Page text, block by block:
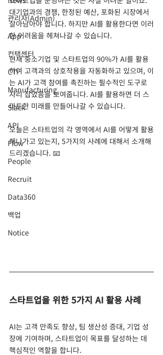
관리자(Admin)
App
컨택센터
CTI
Manufacturing
Slack
API
Flow
People
Recruit
Data360
백업
Notice
대기업과의 경쟁, 한정된 예산, 포화된 시장에서
살아남아야 합니다. 하지만 AI를 활용한다면 이러
한 어려움을 헤쳐나갈 수 있습니다.
현재 중소기업 및 스타트업의 90%가 AI를 활용
하여 고객과의 상호작용을 자동화하고 있으며, 이
는 AI가 고객 참여를 촉진하는 필수적인 도구로
자리 잡았음을 보여줍니다. AI를 활용하면 더 스
마트한 미래를 만들어나갈 수 있습니다.
오늘은 스타트업의 각 영역에서 AI를 어떻게 활용
해나가고 있는지, 5가지의 사례에 대해서 소개해
드리겠습니다. 📧
스타트업을 위한 5가지 AI 활용 사례
AI는 고객 만족도 향상, 팀 생산성 증대, 기업 성
장에 기여하며, 스타트업이 목표를 달성하는 데
핵심적인 역할을 합니다.